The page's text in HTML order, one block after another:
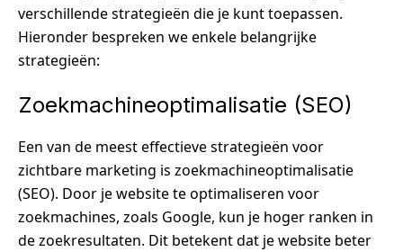
verschillende strategieën die je kunt toepassen.
Hieronder bespreken we enkele belangrijke
strategieën:
Zoekmachineoptimalisatie (SEO)
Een van de meest effectieve strategieën voor
zichtbare marketing is zoekmachineoptimalisatie
(SEO). Door je website te optimaliseren voor
zoekmachines, zoals Google, kun je hoger ranken in
de zoekresultaten. Dit betekent dat je website beter